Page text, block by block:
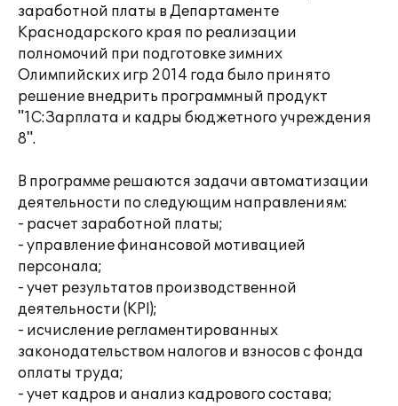
заработной платы в Департаменте
Краснодарского края по реализации
полномочий при подготовке зимних
Олимпийских игр 2014 года было принято
решение внедрить программный продукт
"1С:Зарплата и кадры бюджетного учреждения
8".
В программе решаются задачи автоматизации
деятельности по следующим направлениям:
- расчет заработной платы;
- управление финансовой мотивацией
персонала;
- учет результатов производственной
деятельности (KPI);
- исчисление регламентированных
законодательством налогов и взносов с фонда
оплаты труда;
- учет кадров и анализ кадрового состава;